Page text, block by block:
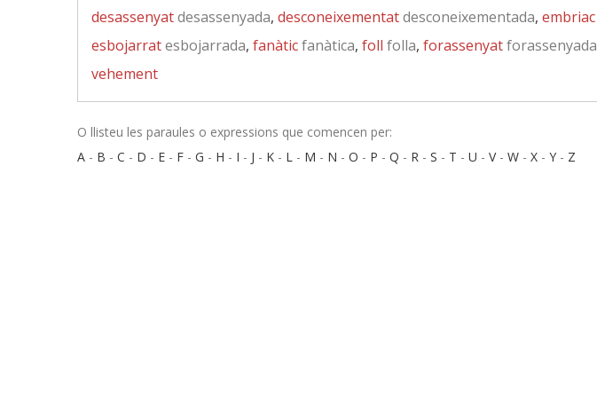
desassenyatdesassenyada, desconeixementatdesconeixementada, embriac
esbojarratesbojarrada, fanàticfanàtica, foll folla, forassenyatforassenyada
vehement
O llisteu les paraules o expressions que comencen per:
A - B - C - D - E - F - G - H - I - J - K - L - M - N - O - P - Q - R - S - T - U - V- W - X - Y - Z